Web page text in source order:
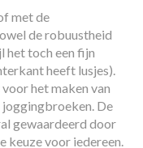
met de
de robuustheid
het toch een fijn
heeft lusjes).
het maken van
joggingbroeken. De
gewaardeerd door
keuze voor iedereen.